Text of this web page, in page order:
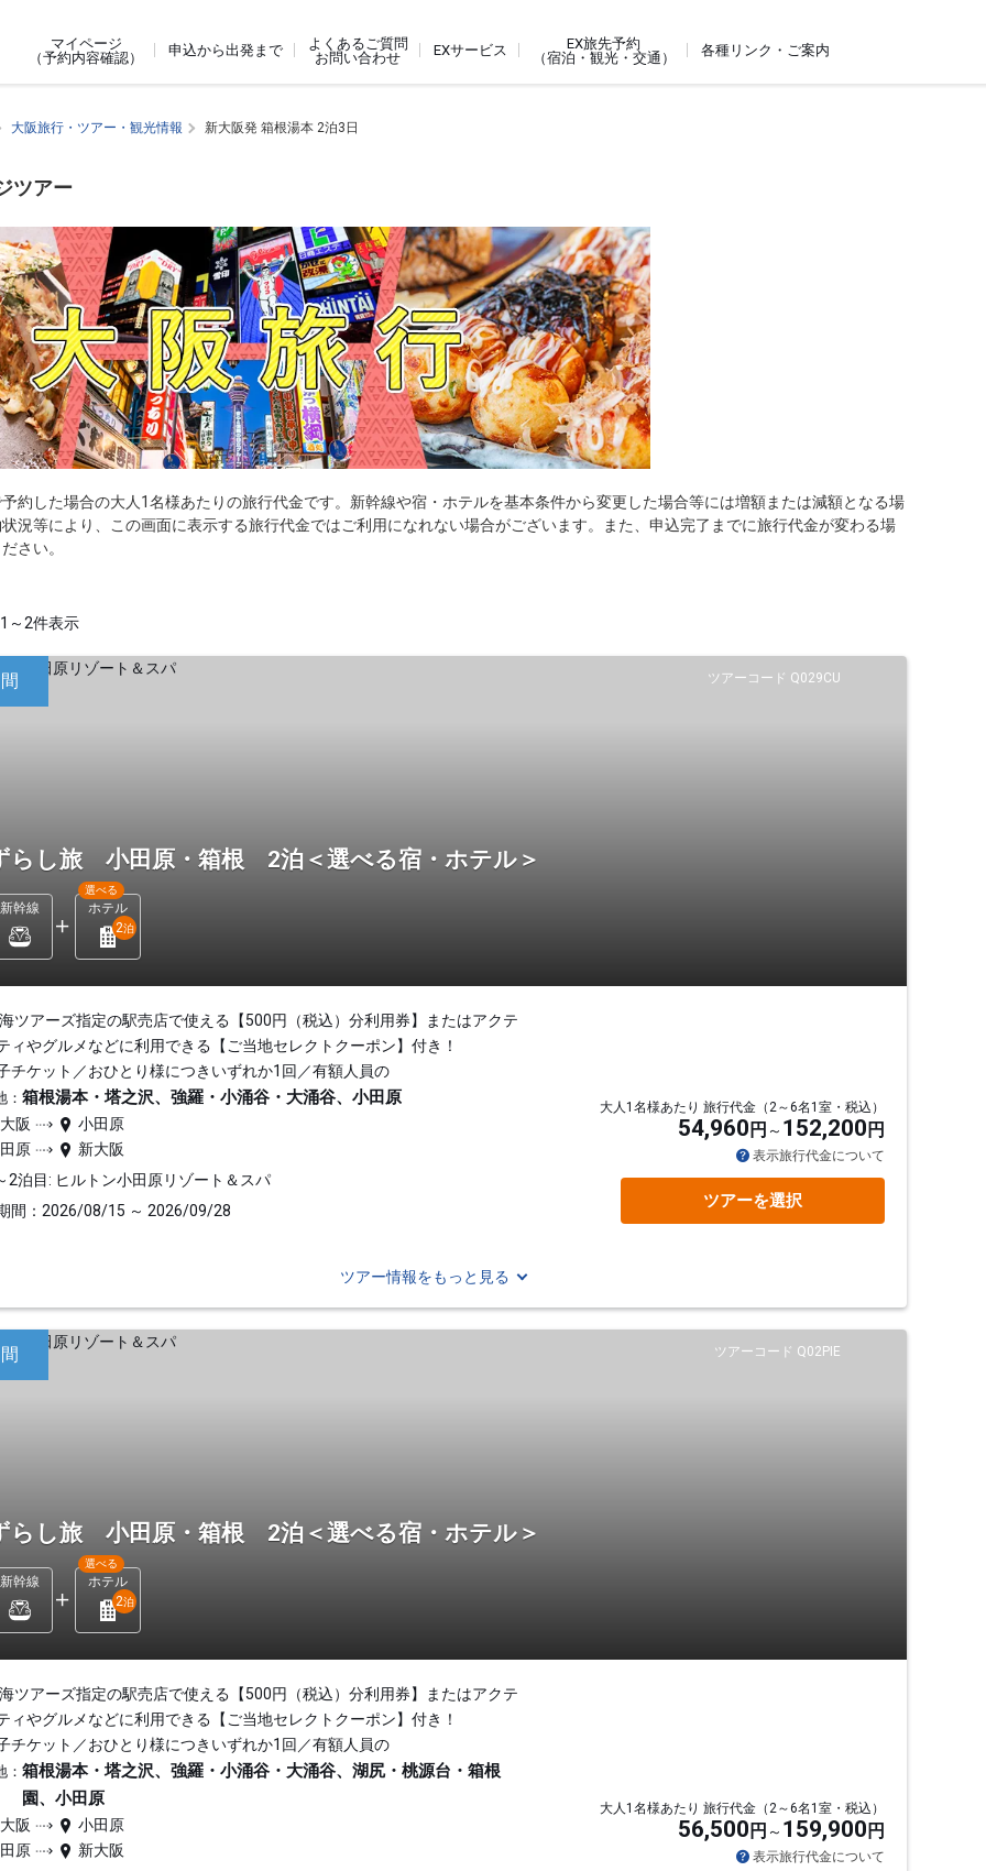
マイページ
（予約内容確認）
申込から出発まで
よくあるご質問
お問い合わせ
EXサービス
EX旅先予約
（宿泊・観光・交通）
各種リンク・ご案内
大阪旅行・ツアー・観光情報 新大阪発 箱根湯本 2泊3日
ツアー
約した場合の大人1名様あたりの旅行代金です。新幹線や宿・ホテルを基本条件から変更した場合等には増額または減額となる場
況等により、この画面に表示する旅行代金ではご利用になれない場合がございます。また、申込完了までに旅行代金が変わる場
さい。
1～2件表示
ツアーコード Q029CU
らし旅 小田原・箱根 2泊＜選べる宿・ホテル＞
新幹線 ホテル
選べる
2泊
ツアーズ指定の駅売店で使える【500円（税込）分利用券】またはアクテ
ィやグルメなどに利用できる【ご当地セレクトクーポン】付き！
チケット／おひとり様につきいずれか1回／有額人員の
： 箱根湯本・塔之沢、強羅・小涌谷・大涌谷、小田原
阪
小田原
原
新大阪
2泊目: ヒルトン小田原リゾート＆スパ
間：2026/08/15 ～ 2026/09/28
大人1名様あたり 旅行代金（2～6名1室・税込）
54,960 円 152,200 円
表示旅行代金について
ツアーを選択
ツアー情報をもっと見る
ツアーコード Q02PIE
らし旅 小田原・箱根 2泊＜選べる宿・ホテル＞
新幹線 ホテル
選べる
2泊
ツアーズ指定の駅売店で使える【500円（税込）分利用券】またはアクテ
ィやグルメなどに利用できる【ご当地セレクトクーポン】付き！
チケット／おひとり様につきいずれか1回／有額人員の
： 箱根湯本・塔之沢、強羅・小涌谷・大涌谷、湖尻・桃源台・箱根
園、小田原
阪
小田原
原
新大阪
大人1名様あたり 旅行代金（2～6名1室・税込）
56,500 円 159,900 円
表示旅行代金について